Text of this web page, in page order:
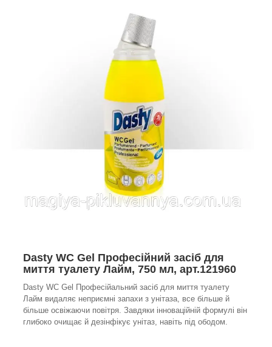
Dasty WC Gel Професійний засіб для
миття туалету Лайм, 750 мл, арт.121960
Dasty WC Gel Професійальний засіб для миття туалету
Лайм видаляє неприємні запахи з унітаза, все більше й
більше освіжаючи повітря. Завдяки інноваційній формулі він
глибоко очищає й дезінфікує унітаз, навіть під ободом.